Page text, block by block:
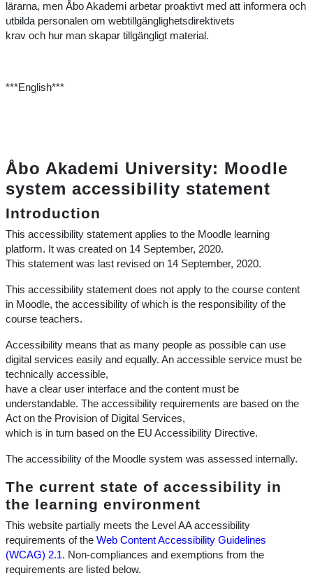
lärarna, men Åbo Akademi arbetar proaktivt med att informera och
utbilda personalen om webtillgänglighetsdirektivets
krav och hur man skapar tillgängligt material.
***English***
Åbo Akademi University: Moodle
system accessibility statement
Introduction
This accessibility statement applies to the Moodle learning
platform. It was created on 14 September, 2020.
This statement was last revised on 14 September, 2020.
This accessibility statement does not apply to the course content
in Moodle, the accessibility of which is the responsibility of the
course teachers.
Accessibility means that as many people as possible can use
digital services easily and equally. An accessible service must be
technically accessible,
have a clear user interface and the content must be
understandable. The accessibility requirements are based on the
Act on the Provision of Digital Services,
which is in turn based on the EU Accessibility Directive.
The accessibility of the Moodle system was assessed internally.
The current state of accessibility in
the learning environment
This website partially meets the Level AA accessibility
requirements of the Web Content Accessibility Guidelines
(WCAG) 2.1. Non-compliances and exemptions from the
requirements are listed below.